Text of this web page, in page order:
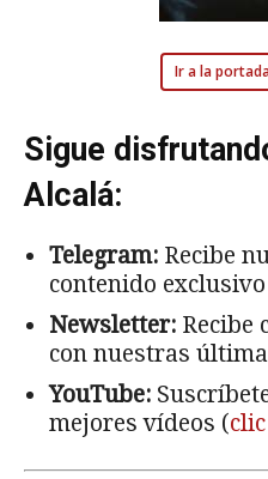
Ir a la
Sigue
Alcalá:
Telegram: Recibe
contenido
Newsletter: Recibe
con nuestras
YouTube:
mejores vídeos (